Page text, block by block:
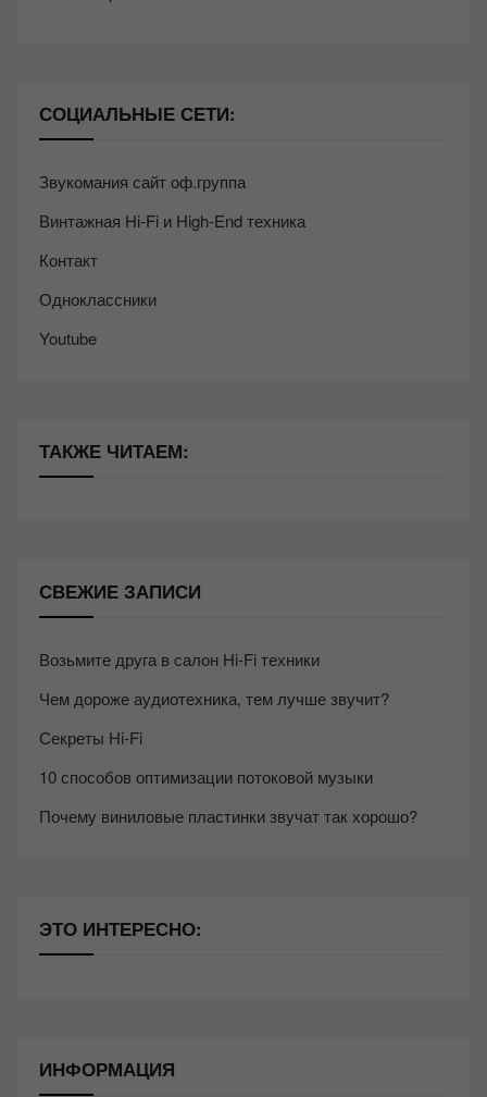
СОЦИАЛЬНЫЕ СЕТИ:
Звукомания сайт оф.группа
Винтажная Hi-Fi и High-End техника
Контакт
Одноклассники
Youtube
ТАКЖЕ ЧИТАЕМ:
СВЕЖИЕ ЗАПИСИ
Возьмите друга в салон Hi-Fi техники
Чем дороже аудиотехника, тем лучше звучит?
Секреты Hi-Fi
10 способов оптимизации потоковой музыки
Почему виниловые пластинки звучат так хорошо?
ЭТО ИНТЕРЕСНО:
ИНФОРМАЦИЯ